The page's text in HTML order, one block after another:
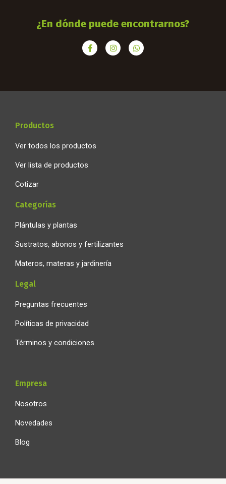
¿En dónde puede encontrarnos?
F
a
c
o
I
n
s
r
W
h
a
p
Productos
Ver todos los productos
Ver lista de productos
Cotizar
Categorías
Plántulas y plantas
Sustratos, abonos y fertilizantes
Materos, materas y jardinería
Legal
Preguntas frecuentes
Políticas de privacidad
Términos y condiciones
Empresa
Nosotros
Novedades
Blog